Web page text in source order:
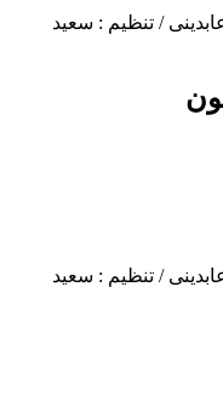
/ تنظیم : سعید
/ تنظیم : سعید